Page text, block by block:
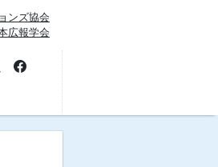
ンズ協会
広報学会